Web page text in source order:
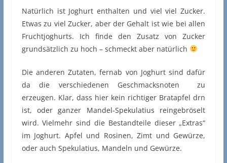
Natürlich ist Joghurt enthalten und viel viel Zucker.
Etwas zu viel Zucker, aber der Gehalt ist wie bei allen
Fruchtjoghurts. Ich finde den Zusatz von Zucker
grundsätzlich zu hoch – schmeckt aber natürlich
Die anderen Zutaten, fernab von Joghurt sind dafür
da die verschiedenen Geschmacksnoten zu
erzeugen. Klar, dass hier kein richtiger Bratapfel drn
ist, oder ganzer Mandel-Spekulatius reingebröselt
wird. Vielmehr sind die Bestandteile dieser „Extras“
im Joghurt. Apfel und Rosinen, Zimt und Gewürze,
oder auch Spekulatius, Mandeln und Gewürze.